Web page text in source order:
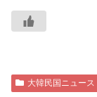
大韓民国ニュース